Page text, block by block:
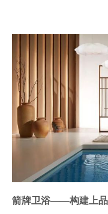
箭牌卫浴——构建上